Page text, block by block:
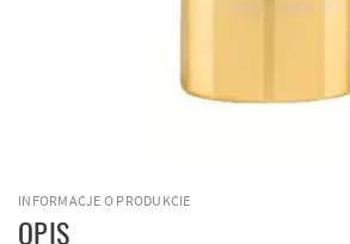
INFORMACJE O PRODUKCIE
OPIS